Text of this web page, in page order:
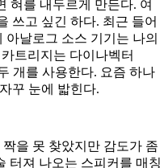
혀를 내두르게 만든다. 여
쓰고 싶긴 하다. 최근 들어
아날로그 소스 기기는 나의
트리지는 다이나벡터
개를 사용한다. 요즘 하나
꾸 눈에 밟힌다.
을 못 찾았지만 감도가 좀
터져 나오는 스피커를 매칭